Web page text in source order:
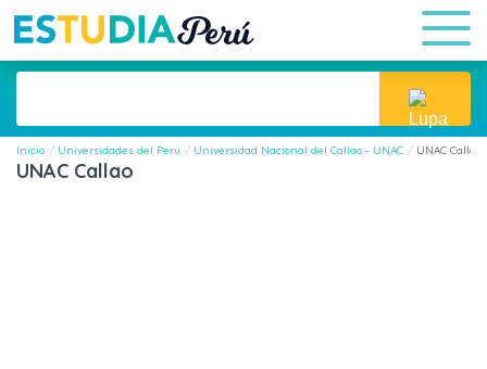
Inicio Universidades del Perú Universidad Nacional del Callao - UNAC UNAC Callao
UNAC Callao